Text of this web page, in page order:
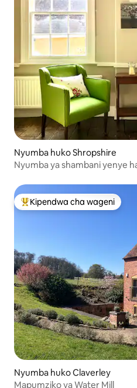
Nyumba huko Shropshire
Nyumba ya shambani yenye
Kipendwa maarufu cha wageni
Kipendwa cha wageni
Nyumba huko Claverley
Mapumziko ya Water Mill